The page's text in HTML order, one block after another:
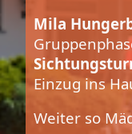
Mila
Einzug ins
Weiter so